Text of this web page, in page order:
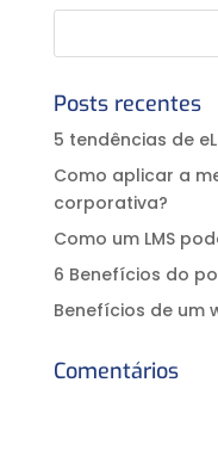
Posts recentes
5 tendências de
Como aplicar a
corporativa?⠀
Como um LMS
6 Benefícios do
Benefícios de um
Comentários